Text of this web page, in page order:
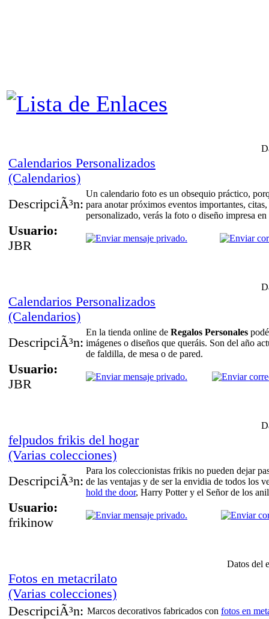
Calendarios Personalizados
(Calendarios)
DescripciÃ³n:
Un calendario foto es un obsequio práctico,
para anotar próximos eventos importantes,
personalizado, verás la foto o diseño impresa en
Usuario:
JBR
Calendarios Personalizados
(Calendarios)
DescripciÃ³n:
En la tienda online de Regalos Personales
imágenes o diseños que queráis. Son del año
de faldilla, de mesa o de pared.
Usuario:
JBR
felpudos frikis del hogar
(Varias colecciones)
DescripciÃ³n:
Para los coleccionistas frikis no pueden dejar
de las ventajas y de ser la envidia de todos los
hold the door, Harry Potter y el Señor de los
Usuario:
frikinow
Datos del
Fotos en metacrilato
(Varias colecciones)
DescripciÃ³n: Marcos decorativos fabricados con fotos en